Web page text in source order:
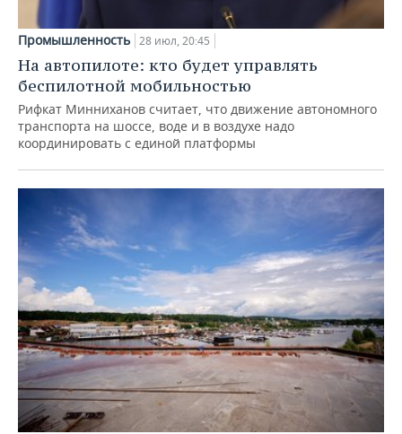
Промышленность 28 июл, 20:45
На автопилоте: кто будет управлять
беспилотной мобильностью
Рифкат Минниханов считает, что движение автономного
транспорта на шоссе, воде и в воздухе надо
координировать с единой платформы